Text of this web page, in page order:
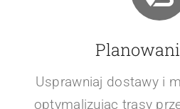
Usprawniaj dostawy i
optymalizując trasy